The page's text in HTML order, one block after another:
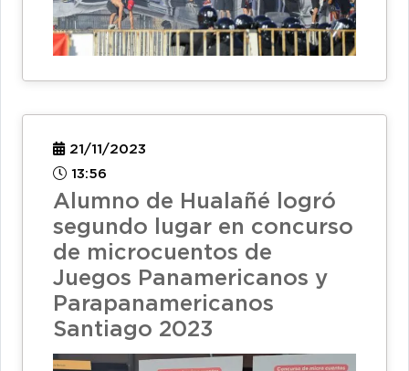
21/11/2023
13:56
Alumno de Hualañé logró
segundo lugar en concurso
de microcuentos de
Juegos Panamericanos y
Parapanamericanos
Santiago 2023